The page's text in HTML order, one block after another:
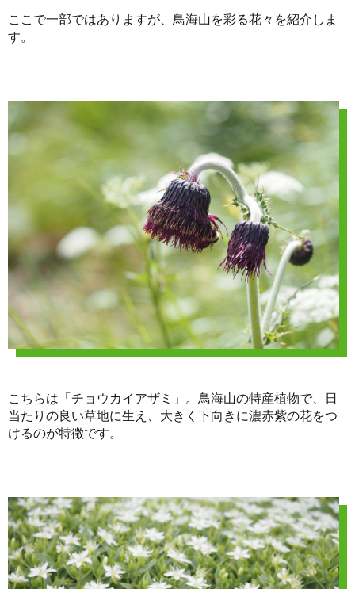
ここで一部ではありますが、鳥海山を彩る花々を紹介しま
す。
こちらは「チョウカイアザミ」。鳥海山の特産植物で、日
当たりの良い草地に生え、大きく下向きに濃赤紫の花をつ
けるのが特徴です。